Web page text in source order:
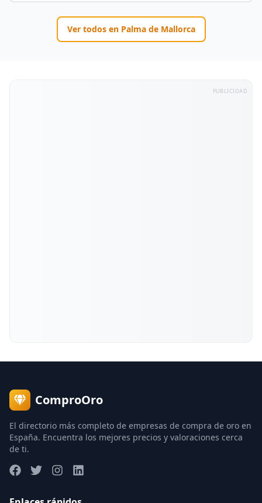
Ver todos en Palma de Mallorca
PUBLICIDAD
ComproOro
El directorio más completo de empresas de compra de oro en
España. Encuentra los mejores precios y valoraciones cerca
de ti.